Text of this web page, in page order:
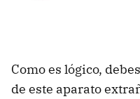
Como es lógico,
de este aparato